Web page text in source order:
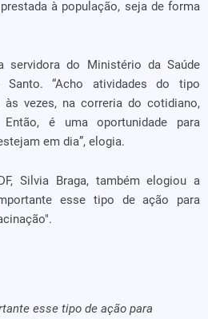
à população, seja de forma
servidora do Ministério da Saúde
“Acho atividades do tipo
às vezes, na correria do cotidiano,
é uma oportunidade para
em dia”, elogia.
Silvia Braga, também elogiou a
esse tipo de ação para
esse tipo de ação para